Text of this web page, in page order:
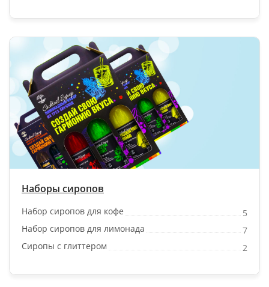
Наборы сиропов
Набор сиропов для кофе
5
Набор сиропов для лимонада
7
Сиропы с глиттером
2